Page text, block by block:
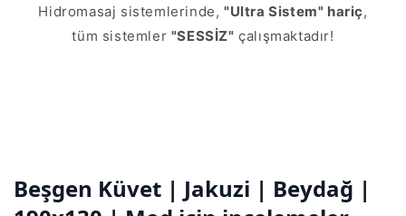
Hidromasaj sistemlerinde, "Ultra Sistem" hariç,
tüm sistemler "SESSİZ" çalışmaktadır!